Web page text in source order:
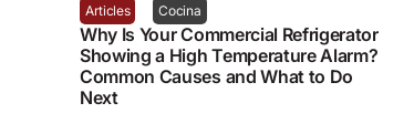
Articles Cocina
Why Is Your Commercial Refrigerator
Showing a High Temperature Alarm?
Common Causes and What to Do
Next